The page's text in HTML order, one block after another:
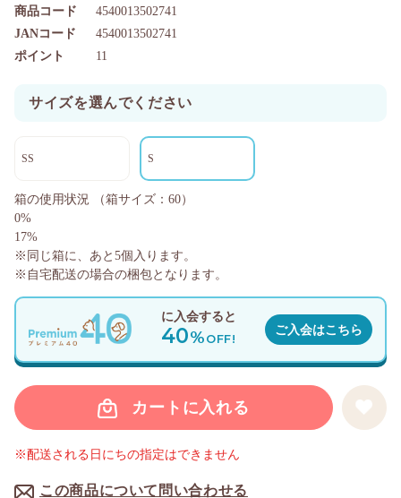
商品コード 4540013502741
ポイント 11
JANコード 4540013502741
サイズを選んでください
SS S
カートに入れる
この商品について問い合わせる
※配送される日にちの指定はできません
に入会すると
40%OFF!
ご入会はこちら
箱の使用状況
（箱サイズ：60）
0%
17%
※同じ箱に、あと 5個入ります。
※自宅配送の場合の梱包となります。